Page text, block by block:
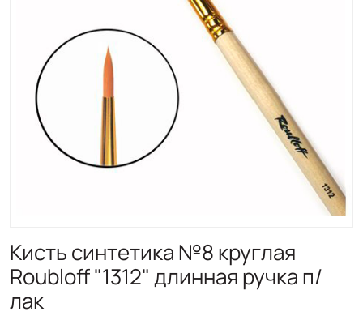
Кисть синтетика №8 круглая
Roubloff "1312" длинная ручка п/
лак